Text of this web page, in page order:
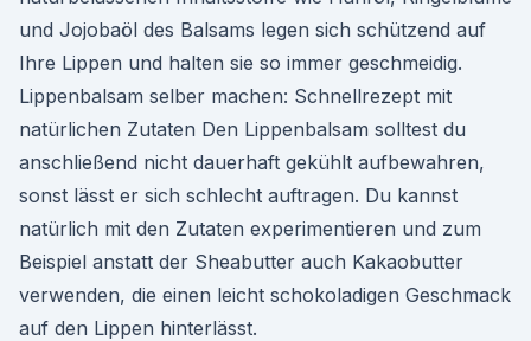
und Jojobaöl des Balsams legen sich schützend auf
Ihre Lippen und halten sie so immer geschmeidig.
Lippenbalsam selber machen: Schnellrezept mit
natürlichen Zutaten Den Lippenbalsam solltest du
anschließend nicht dauerhaft gekühlt aufbewahren,
sonst lässt er sich schlecht auftragen. Du kannst
natürlich mit den Zutaten experimentieren und zum
Beispiel anstatt der Sheabutter auch Kakaobutter
verwenden, die einen leicht schokoladigen Geschmack
auf den Lippen hinterlässt.